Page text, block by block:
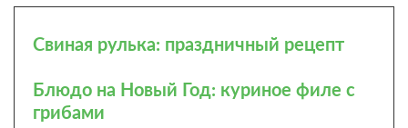
Свиная рулька: праздничный рецепт
Блюдо на Новый Год: куриное филе с
грибами